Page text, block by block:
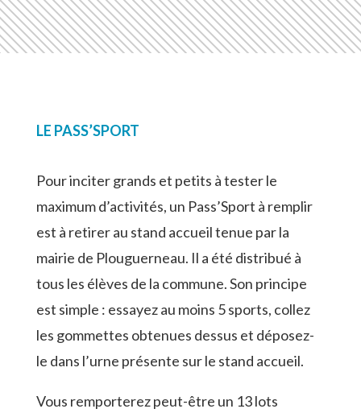
LE PASS’SPORT
Pour inciter grands et petits à tester le
maximum d’activités, un Pass’Sport à remplir
est à retirer au stand accueil tenue par la
mairie de Plouguerneau. Il a été distribué à
tous les élèves de la commune. Son principe
est simple : essayez au moins 5 sports, collez
les gommettes obtenues dessus et déposez-
le dans l’urne présente sur le stand accueil.
Vous remporterez peut-être un 13 lots